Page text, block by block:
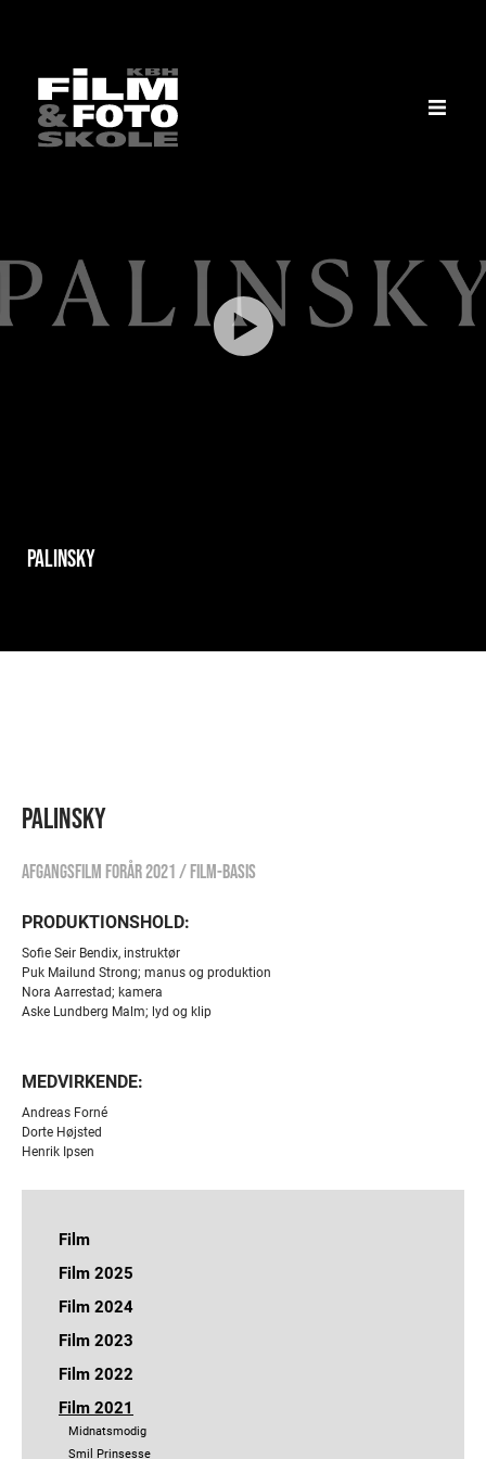
PALINSKY
PALINSKY
Afgangsfilm forår 2021 / Film-basis
PRODUKTIONSHOLD:
Sofie Seir Bendix, instruktør
Puk Mailund Strong; manus og produktion
Nora Aarrestad; kamera
Aske Lundberg Malm; lyd og klip
MEDVIRKENDE:
Andreas Forné
Dorte Højsted
Henrik Ipsen
Film
En som Lars
Vildvej
Et hjem
Liminal Space
De voksnes sprækker
Vinduet åbner sig som en appelsin
Film 2025
Jeg håber dagen aldrig ender
Nora
Et hjem
Vokseværk
Bangkok
Pitchen
Film 2024
Nytårsblues
Bundfald
Dronningekabale
Crush!
De voksnes sprækker
Film 2023
Liminal Space
Wilma under vand
Metamorfose
Vores sidste klimamøde
Film 2022
Kragernes parlament
Film 2021
Midnatsmodig
Smil Prinsesse